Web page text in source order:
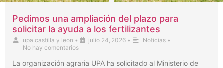
Pedimos una ampliación del plazo para
solicitar la ayuda a los fertilizantes
upa castilla y leon • julio 24, 2026 • Noticias •
No hay comentarios
La organización agraria UPA ha solicitado al Ministerio de